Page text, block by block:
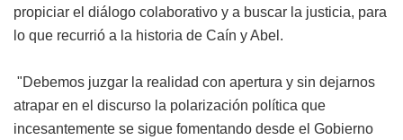
propiciar el diálogo colaborativo y a buscar la justicia, para
lo que recurrió a la historia de Caín y Abel.
"Debemos juzgar la realidad con apertura y sin dejarnos
atrapar en el discurso la polarización política que
incesantemente se sigue fomentando desde el Gobierno